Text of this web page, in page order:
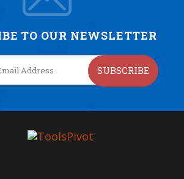
TO OUR NEWSLETTER
SUBSCRIBE